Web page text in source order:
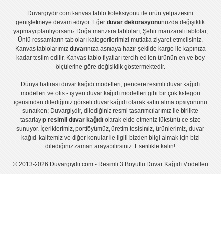
Duvargiydir.com kanvas tablo koleksiyonu ile ürün yelpazesini
genişletmeye devam ediyor. Eğerduvar dekorasyonunuzda değişiklik
yapmayı planlıyorsanız Doğa manzara tabloları, Şehir manzaralı tablolar,
Ünlü ressamların tabloları kategorilerimizi mutlaka ziyaret etmelisiniz.
Kanvas tablolarımız duvarınıza asmaya hazır şekilde kargo ile kapınıza
kadar teslim edilir. Kanvas tablo fiyatlarıtercih edilen ürünün en ve boy
ölçülerine göre değişiklik göstermektedir.
Dünya hatirası duvar kağıdı modelleri,pencere resimli duvar kağıdı
modelleri ve ofis - iş yeri duvar kağıdı modelleri gibi bir çok kategori
içerisinden dilediğiniz görseli duvar kağıdı olarak satın alma opsiyonunu
sunarken; Duvargiydir, dilediğiniz resmi tasarımcılarımız ile birlikte
tasarlayıp resimli duvar kağıdıolarak elde etmeniz lüksünü de size
sunuyor. İçeriklerimiz, portföyümüz, üretim tesisimiz, ürünlerimiz, duvar
kağıdı kalitemiz ve diğer konular ile ilgili bizden bilgi almak için bizi
dilediğiniz zaman arayabilirsiniz. Esenlikle kalın!
© 2013-2026 Duvargiydir.com - Resimli 3 Boyutlu Duvar Kağıdı Modelleri